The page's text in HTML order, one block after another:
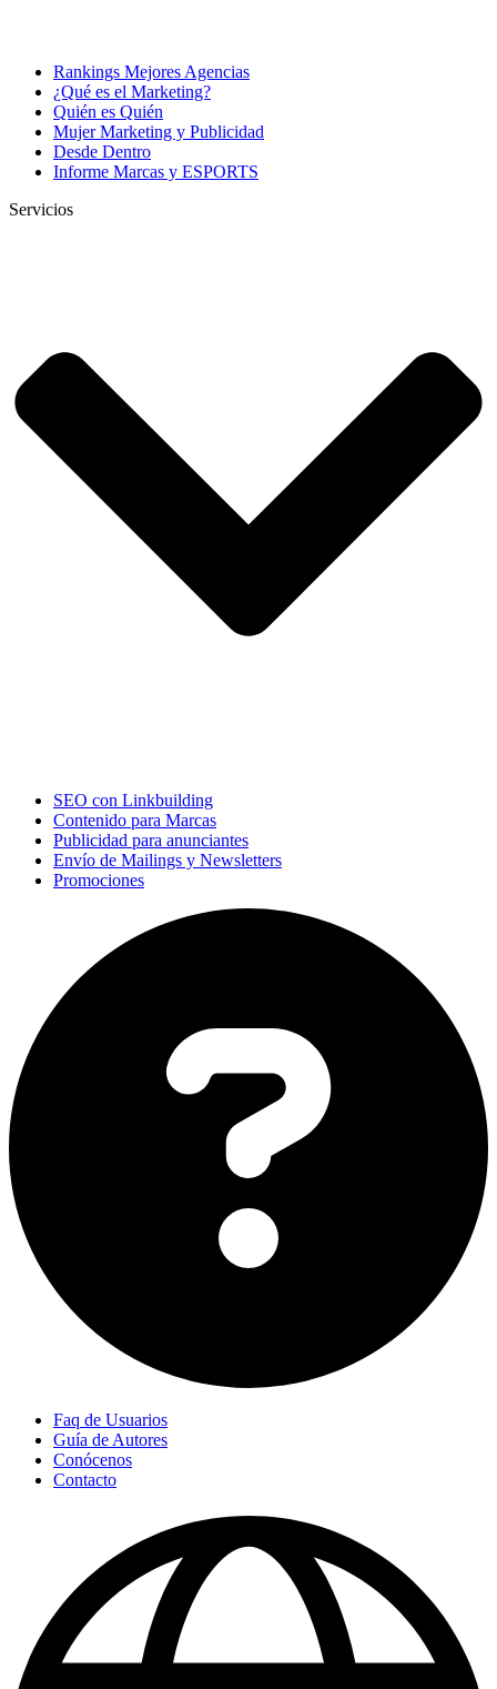
Rankings Mejores Agencias
¿Qué es el Marketing?
Quién es Quién
Mujer Marketing y Publicidad
Desde Dentro
Informe Marcas y ESPORTS
Servicios
SEO con Linkbuilding
Contenido para Marcas
Publicidad para anunciantes
Envío de Mailings y Newsletters
Promociones
Faq de Usuarios
Guía de Autores
Conócenos
Contacto